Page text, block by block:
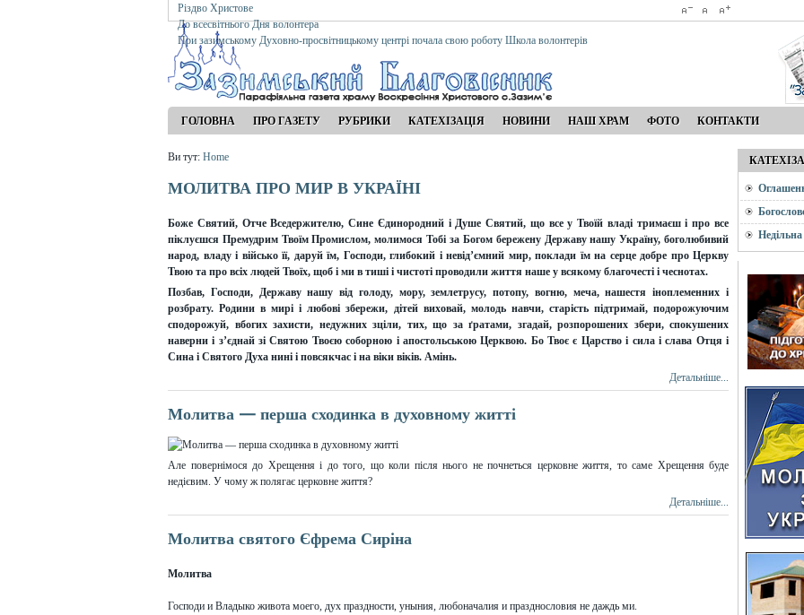
Різдво Христове
До всесвітнього Дня волонтера
При зазимському Духовно-просвітницькому центрі почала свою роботу Школа волонтерів
ГОЛОВНА ПРО ГАЗЕТУ РУБРИКИ КАТЕХІЗАЦІЯ НОВИНИ НАШ ХРАМ ФОТО КОНТАКТИ
Ви тут: Home
МОЛИТВА ПРО МИР В УКРАЇНІ
Боже Святий, Отче Вседержителю, Сине Єдинородний і Душе Святий, що все у Твоїй владі тримаєш і про все
піклуєшся Премудрим Твоїм Промислом, молимося Тобі за Богом бережену Державу нашу Україну, боголюбивий
народ, владу і військо її, даруй їм, Господи, глибокий і невід’ємний мир, поклади їм на серце добре про Церкву
Твою та про всіх людей Твоїх, щоб і ми в тиші і чистоті проводили життя наше у всякому благочесті і чеснотах.
Позбав, Господи, Державу нашу від голоду, мору, землетрусу, потопу, вогню, меча, нашестя іноплеменних і
розбрату. Родини в мирі і любові збережи, дітей виховай, молодь навчи, старість підтримай, подорожуючим
сподорожуй, вбогих захисти, недужних зціли, тих, що за ґратами, згадай, розпорошених збери, спокушених
наверни і з’єднай зі Святою Твоєю соборною і апостольською Церквою. Бо Твоє є Царство і сила і слава Отця і
Сина і Святого Духа нині і повсякчас і на віки віків. Амінь.
Детальніше...
Молитва — перша сходинка в духовному житті
Але повернімося до Хрещення і до того, що коли після нього не почнеться церковне життя, то саме Хрещення буде
недієвим. У чому ж полягає церковне життя?
Детальніше...
Молитва святого Єфрема Сиріна
Молитва
Господи и Владыко живота моего, дух праздности, уныния, любоначалия и празднословия не даждь ми.